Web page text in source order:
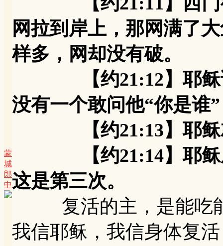
蒙
城
郎
中
网拉到岸上，那网满了
样多，网却没有破。
【约21:12】耶稣说
没有一个敢问他“你是谁
【约21:13】耶稣就
【约21:14】耶稣从
这是第三次。
复活的主，是能吃能
我信耶稣，我信身体复